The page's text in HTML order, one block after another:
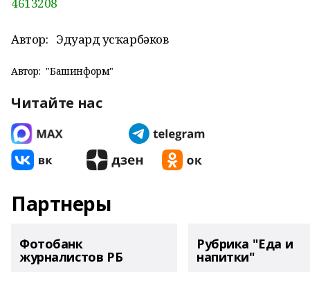
Автор: Эдуард Ҡусҡарбәков
Автор: "Башинформ"
Читайте нас
Партнеры
Фотобанк
журналистов РБ
Рубрика "Еда и
напитки"